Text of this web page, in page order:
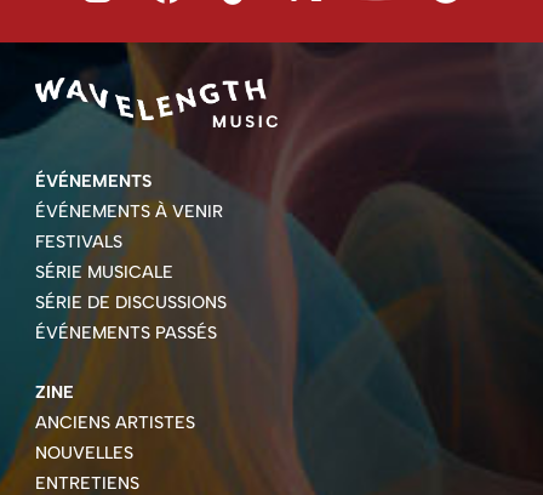
ÉVÉNEMENTS
ÉVÉNEMENTS À VENIR
FESTIVALS
SÉRIE MUSICALE
SÉRIE DE DISCUSSIONS
ÉVÉNEMENTS PASSÉS
ZINE
ANCIENS ARTISTES
NOUVELLES
ENTRETIENS